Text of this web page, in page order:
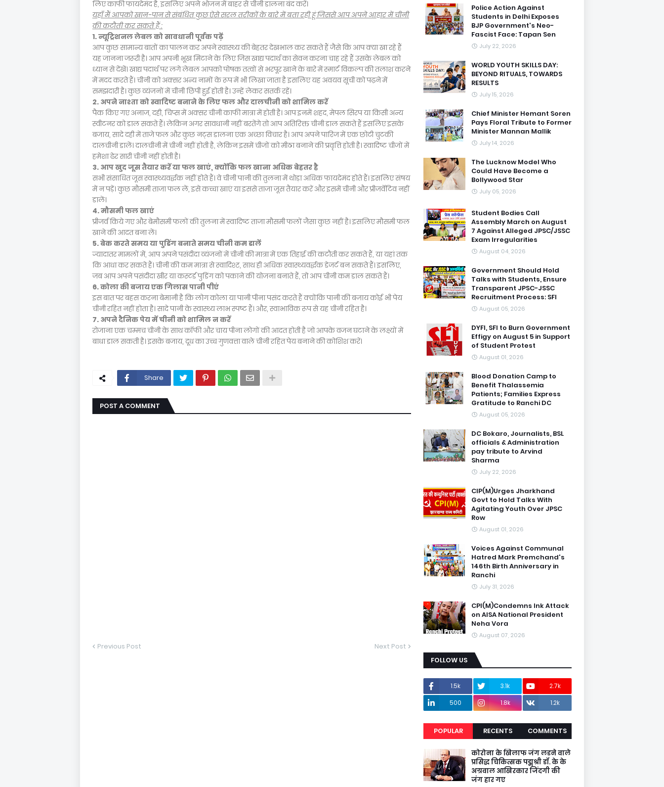
लिए काफी फायदेमंद है, इसलिए अपने भोजन में बाहर से चीनी डालना बंद करें।
यहाँ मैं आपको खान-पान से संबंधित कुछ ऐसे सरल तरीकों के बारे में बता रही हूं जिससे आप अपने आहार में चीनी
की कटौती कर सकते हैं :
1. न्यूट्रिशनल लेबल को सावधानी पूर्वक पढ़ें
आप कुछ सामान्य बातों का पालन कर अपने स्वास्थ्य की बेहतर देखभाल कर सकते हैं जैसे कि आप क्या खा रहे हैं
यह जानना जरूरी है। आप अपनी भूख मिटाने के लिए जिस खाद्य पदार्थ का सेवन करना चाह रहे हैं उसके लेबल को
ध्यान से देंखें। खाद्य पदार्थ पर लगे लेबल आपको पोषक तत्वों से भरपूर खाने के बारे में स्मार्ट विकल्प की तलाश करने
में मदद करते हैं। चीनी को अक्सर अन्य नामों के रूप में भी लिखा जाता है इसलिए यह अवयव सूची को पढ़ने में
समझदारी है। कुछ व्यंजनों में चीनी छिपी हुई होती है। उन्हें लेकर सतर्क रहें।
2. अपने नाश्ता को स्वादिष्ट बनाने के लिए फल और दालचीनी को शामिल करें
पैक किए गए अनाज, दही, चिप्स में अक्सर चीनी काफी मात्रा में होती है। आप इनमें शहद, मेपल सिरप या किसी अन्य
स्वीटनर को डाल सकते हैं। लेकिन अगर सावधानी नहीं बरतेंगे तो आप अतिरिक्त चीनी डाल सकते हैं इसलिए इसके
बजाय, सादे दही में ताजे फल और कुछ नट्स डालना एक अच्छा विचार है। आप अपने पारिज में एक छोटी चुटकी
दालचीनी डालें। दालचीनी में चीनी नहीं होती है, लेकिन इसमें चीजों को मीठा बनाने की प्रवृत्ति होती है। स्वादिष्ट चीजों में
हमेशा ढेर सारी चीनी नहीं होती है।
3. आप खुद जूस तैयार करें या फल खाएं, क्योंकि फल खाना अधिक बेहतर है
सभी संसाधित जूस स्वास्थ्यवर्द्धक नहीं होते हैं। वे चीनी पानी की तुलना में थोड़ा अधिक फायदेमंद होते हैं। इसलिए संषय
में न पड़ें। कुछ मौसमी ताजा फल लें, इसे कच्चा खाएं या इससे ताजा जूस तैयार करें और इसमें चीनी और प्रीजर्वेटिव नहीं
डालें।
4. मौसमी फल खाएं
प्रीजर्व किये गए और बेमौसमी फलों की तुलना में स्वादिष्ट ताजा मौसमी फलों जैसा कुछ नहीं है। इसलिए मौसमी फल
खाने की आदत बना लें।
5. बेक करते समय या पुडिंग बनाते समय चीनी कम डालें
ज्यादातर मामलों में, आप अपने पसंदीदा व्यंजनों में चीनी की मात्रा में एक तिहाई की कटौती कर सकते हैं, या यहां तक
कि आधा कर सकते हैं। चीनी की कम मात्रा से स्वादिश्ट, साथ ही अधिक स्वास्थ्यवर्द्धक डेजर्ट बन सकते हैं। इसलिए,
जब आप अपने पसंदीदा खीर या कस्टर्ड पुडिंग को पकाने की योजना बनाते हैं, तो आप चीनी कम डाल सकते हैं।
6. कोला की बजाय एक गिलास पानी पीएं
इस बात पर बहस करना बेमानी है कि लोग कोला या पानी पीना पसंद करते हैं क्योंकि पानी की बजाय कोई भी पेय
चीनी रहित नहीं होता है। सादे पानी के स्वास्थ्य लाभ स्पष्ट हैं। और, स्वाभाविक रूप से यह चीनी रहित है।
7. अपने दैनिक पेय में चीनी को शामिल न करें
रोजाना एक चम्मच चीनी के साथ कॉफी और चाय पीना लोगों की आदत होती है जो आपके वजन घटाने के लक्ष्यों में
बाधा डाल सकती है। इसके बजाय, दूध का उच्च गुणवत्ता वाले चीनी रहित पेय बनाने की कोशिश करें।
Share
POST A COMMENT
Previous Post Next Post
Police Action Against
Students in Delhi Exposes
BJP Government's Neo-
Fascist Face: Tapan Sen
July 22, 2026
WORLD YOUTH SKILLS DAY:
BEYOND RITUALS, TOWARDS
RESULTS
July 15, 2026
Chief Minister Hemant Soren
Pays Floral Tribute to Former
Minister Mannan Mallik
July 14, 2026
The Lucknow Model Who
Could Have Become a
Bollywood Star
July 05, 2026
Student Bodies Call
Assembly March on August
7 Against Alleged JPSC/JSSC
Exam Irregularities
August 04, 2026
Government Should Hold
Talks with Students, Ensure
Transparent JPSC-JSSC
Recruitment Process: SFI
August 05, 2026
DYFI, SFI to Burn Government
Effigy on August 5 in Support
of Student Protest
August 01, 2026
Blood Donation Camp to
Benefit Thalassemia
Patients; Families Express
Gratitude to Ranchi DC
August 05, 2026
DC Bokaro, Journalists, BSL
officials & Administration
pay tribute to Arvind
Sharma
July 22, 2026
CIP(M)Urges Jharkhand
Govt to Hold Talks With
Agitating Youth Over JPSC
Row
August 01, 2026
Voices Against Communal
Hatred Mark Premchand's
146th Birth Anniversary in
Ranchi
July 31, 2026
CPI(M)Condemns Ink Attack
on AISA National President
Neha Vora
August 07, 2026
FOLLOW US
1.5k 3.1k
2.7k
500
1.8k 1.2k
POPULAR RECENTS COMMENTS
कोरोना के खिलाफ जंग लडने वाले
प्रसिद्ध चिकित्सक पद्मश्री डॉ. के के
अग्रवाल आखिरकार जिंदगी की
जंग हार गए